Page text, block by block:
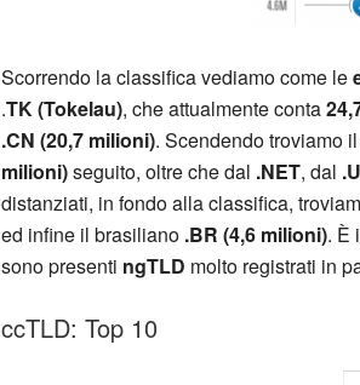
Scorrendo la classifica vediamo come le
.TK (Tokelau), che attualmente conta
.CN (20,7 milioni). Scendendo troviamo il
milioni)seguito, oltre che dal .NET, dal
distanziati, in fondo alla classifica,
ed infine il brasiliano .BR (4,6 milioni). È
sono presenti ngTLD molto registrati in
ccTLD: Top 10